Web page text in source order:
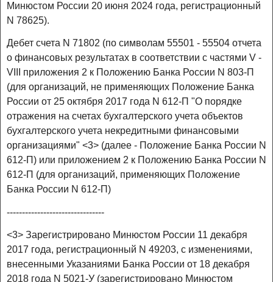
Минюстом России 20 июня 2024 года, регистрационный
N 78625).
Дебет счета N 71802 (по символам 55501 - 55504 отчета
о финансовых результатах в соответствии с частями V -
VIII приложения 2 к Положению Банка России N 803-П
(для организаций, не применяющих Положение Банка
России от 25 октября 2017 года N 612-П "О порядке
отражения на счетах бухгалтерского учета объектов
бухгалтерского учета некредитными финансовыми
организациями" <3> (далее - Положение Банка России N
612-П) или приложением 2 к Положению Банка России N
612-П (для организаций, применяющих Положение
Банка России N 612-П)
--------------------------------
<3> Зарегистрировано Минюстом России 11 декабря
2017 года, регистрационный N 49203, с изменениями,
внесенными Указаниями Банка России от 18 декабря
2018 года N 5021-У (зарегистрировано Минюстом